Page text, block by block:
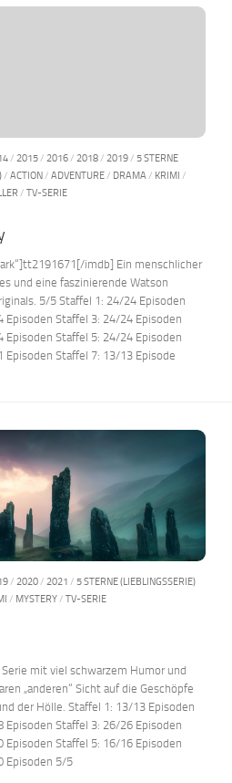
/ 2015/ 2016/ 2018/ 2019/ 5 STERNE
/ ACTION/ ADVENTURE/ DRAMA / KRIMI /
/ TV-SERIE
imdb] Ein menschlicher
und eine faszinierende Watson
5/5 Staffel 1: 24/24 Episoden
Episoden Staffel 3: 24/24 Episoden
Episoden Staffel 5: 24/24 Episoden
Episoden Staffel 7: 13/13 Episode
/ 2020/ 2021 / 5 STERNE (LIEBLINGSSERIE)
/ MYSTERY/ TV-SERIE
mit viel schwarzem Humor und
„anderen“ Sicht auf die Geschöpfe
der Hölle. Staffel 1: 13/13 Episoden
Episoden Staffel 3: 26/26 Episoden
Episoden Staffel 5: 16/16 Episoden
Episoden 5/5